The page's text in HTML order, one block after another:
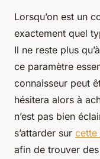
Lorsqu’on est un
exactement quel
Il ne reste plus
ce paramètre
connaisseur peut
hésitera alors à
n’est pas bien
s’attarder sur cette
afin de trouver